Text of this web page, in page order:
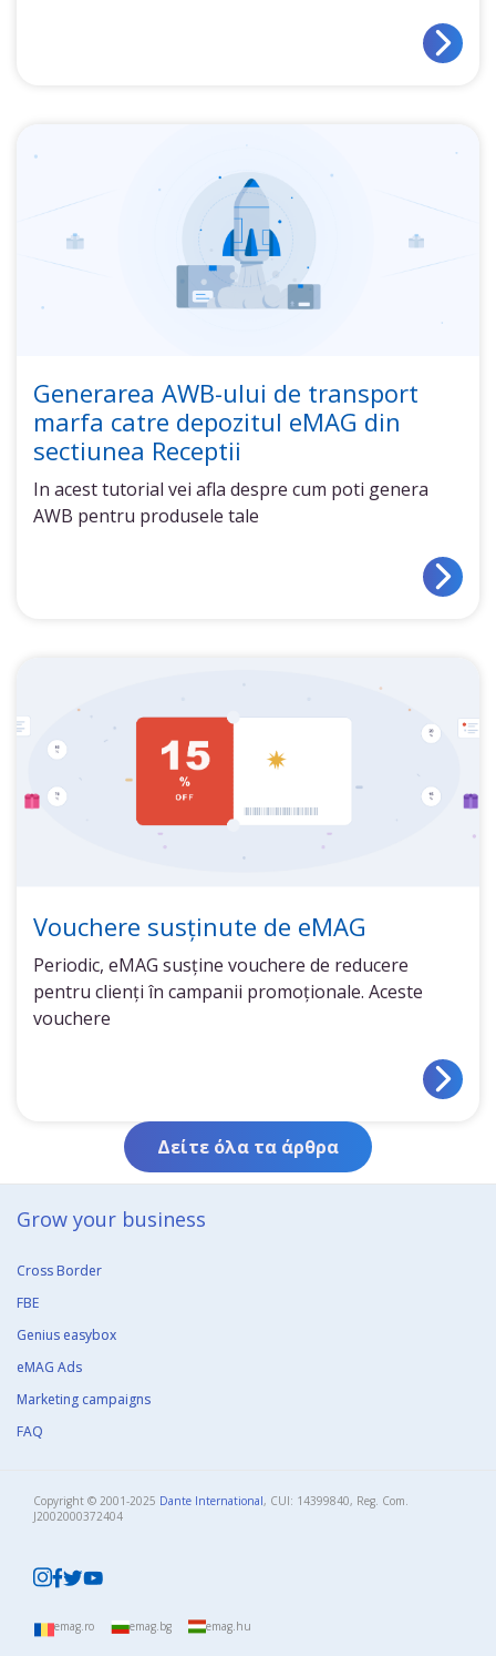
Generarea AWB-ului de transport
marfa catre depozitul eMAG din
sectiunea Receptii
In acest tutorial vei afla despre cum poti genera
AWB pentru produsele tale
Vouchere susținute de eMAG
Periodic, eMAG susține vouchere de reducere
pentru clienți în campanii promoționale. Aceste
vouchere
Δείτε όλα τα άρθρα
Grow your business​
Cross Border
FBE
Genius easybox
eMAG Ads
Marketing campaigns
FAQ
Copyright © 2001-2025 Dante International, CUI: 14399840, Reg. Com.
J2002000372404​
emag.ro emag.bg emag.hu